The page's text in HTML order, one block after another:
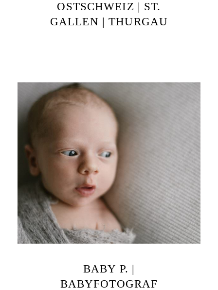
OSTSCHWEIZ | ST.
GALLEN | THURGAU
BABY P. |
BABYFOTOGRAF